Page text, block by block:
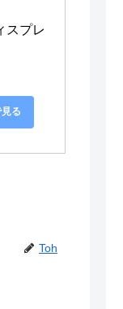
スプレ
る
Toh